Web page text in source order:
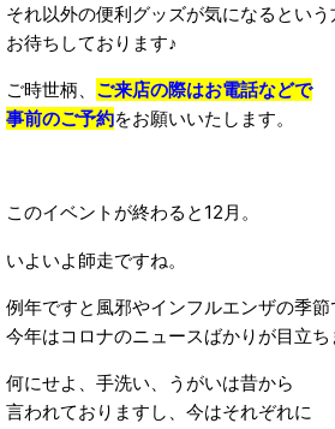
それ以外の便利グッズが気になるという
お待ちしております♪
ご時世柄、 ご来店の際はお電話などで
事前のご予約をお願いいたします。
このイベントが終わると12月。
いよいよ師走ですね。
例年ですと風邪やインフルエンザの季節
今年はコロナのニュースばかりが目立ち
何にせよ、手洗い、うがいは昔から
言われておりますし、今はそれぞれに